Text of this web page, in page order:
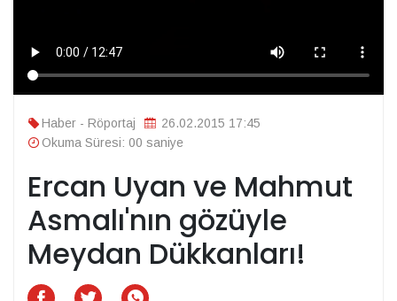
Haber - Röportaj
26.02.2015 17:45
Okuma Süresi: 00 saniye
Ercan Uyan ve Mahmut
Asmalı'nın gözüyle
Meydan Dükkanları!